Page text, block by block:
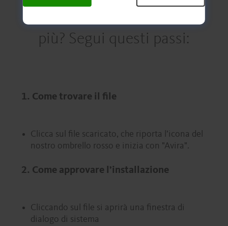
più? Segui questi passi:
1. Come trovare il file
Clicca sul file scaricato, che riporta l’icona del
nostro ombrello rosso e inizia con "Avira".
2. Come approvare l’installazione
Cliccando sul file si aprirà una finestra di
dialogo di sistema